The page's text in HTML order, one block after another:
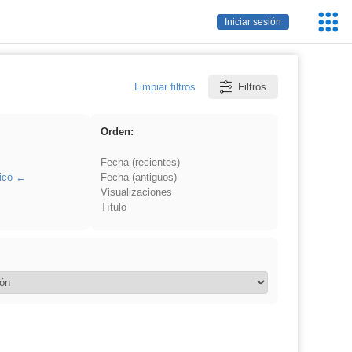
Iniciar sesión
Limpiar filtros Filtros
Orden:
Fecha (recientes)
Fecha (antiguos)
Visualizaciones
Título